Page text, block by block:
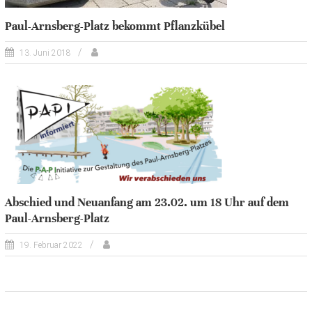
Paul-Arnsberg-Platz bekommt Pflanzkübel
13. Juni 2018
Abschied und Neuanfang am 23.02. um 18 Uhr auf dem
Paul-Arnsberg-Platz
19. Februar 2022